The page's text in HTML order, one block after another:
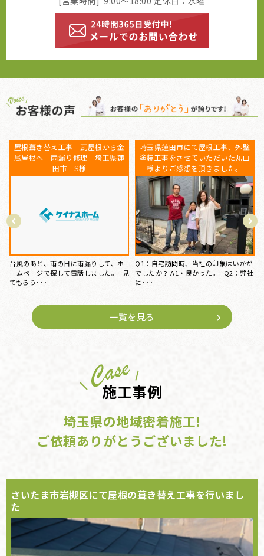
埼玉県伊奈町にて屋根工事、外壁
塗装工事をさせていただいたY様よ
りご感想を頂きました。
Q1：自宅訪問時、当社の印象はいかが
でしたか？ A1・大変良かった。 Q2：
弊･･･
埼玉県白岡市にて屋根工事、外壁
塗装工事をさせていただいたＮ様
よりご感想を頂きました。
Q1：自宅訪問時、当社の印象はいかが
でしたか？ A1・大変良かった。 Q2：
弊･･･
一覧を見る
施工事例
埼玉県の地域密着施工!
ご依頼ありがとうございました!
さいたま市岩槻区にて屋根の葺き替え工事を行いまし
た